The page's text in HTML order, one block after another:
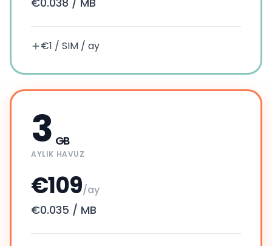
€1 / SIM / ay
3 GB
AYLIK HAVUZ
€109/ay
€0.035 / MB